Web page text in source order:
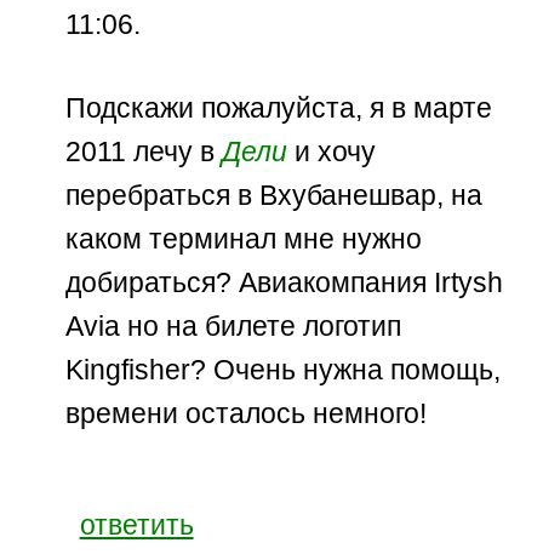
11:06.
Подскажи пожалуйста, я в марте
2011 лечу вДели и хочу
перебраться в Вхубанешвар, на
каком терминал мне нужно
добираться? Авиакомпания Irtysh
Avia но на билете логотип
Kingfisher? Очень нужна помощь,
времени осталось немного!
ответить